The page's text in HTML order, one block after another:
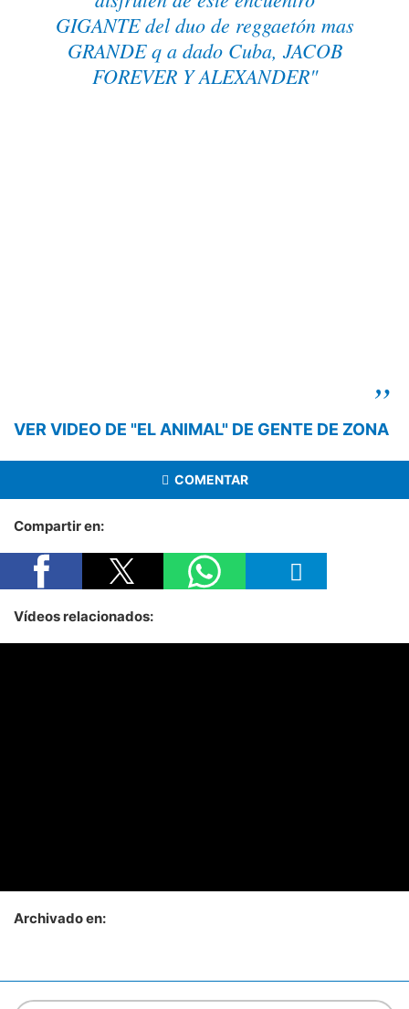
GIGANTE del duo de reggaetón mas
GRANDE q a dado Cuba, JACOB
FOREVER Y ALEXANDER"
VER VIDEO DE "EL ANIMAL" DE GENTE DE ZONA
COMENTAR
Compartir en:
Vídeos relacionados:
Archivado en: